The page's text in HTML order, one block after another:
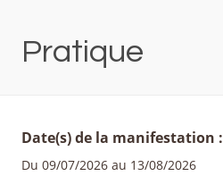
Pratique
Date(s) de la manifestation :
Du 09/07/2026 au 13/08/2026